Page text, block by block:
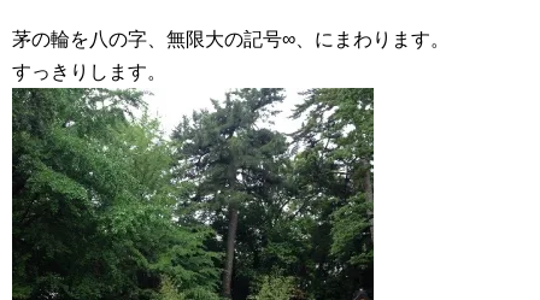
茅の輪を八の字、無限大の記号∞、にまわります。
すっきりします。